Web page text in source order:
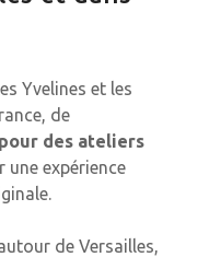
Yvelines et les
de
des ateliers
une expérience
de Versailles,